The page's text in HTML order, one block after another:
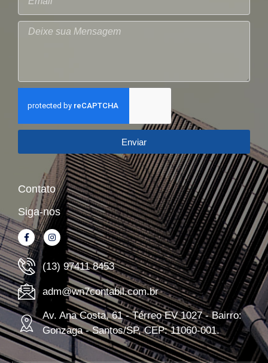
Enviar
Contato
Siga-nos
(13) 97411 8453
adm@wn7contabil.com.br
Av. Ana Costa, 61 - Térreo EV 1027 - Bairro:
Gonzaga - Santos/SP, CEP: 11060-001.